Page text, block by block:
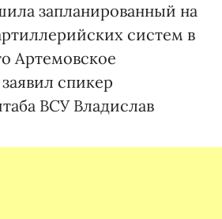
запланированный на
систем в
Артемовское
спикер
ВСУ Владислав